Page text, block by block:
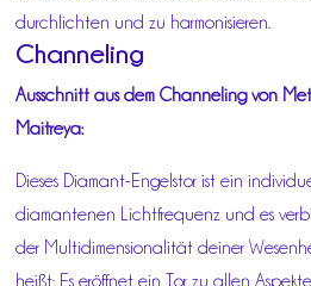
durchlichten und zu harmonisieren.
Channeling
Ausschnitt aus dem Channeling von
Maitreya:
Dieses Diamant-Engelstor ist ein
diamantenen Lichtfrequenz und es
der Multidimensionalität deiner
heißt: Es eröffnet ein Tor zu allen